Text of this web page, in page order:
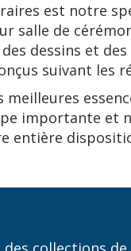
est notre
salle de
dessins et
suivant les
meilleures
importante et
entière